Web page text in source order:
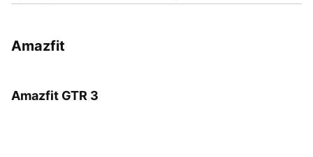
Amazfit
Amazfit GTR 3